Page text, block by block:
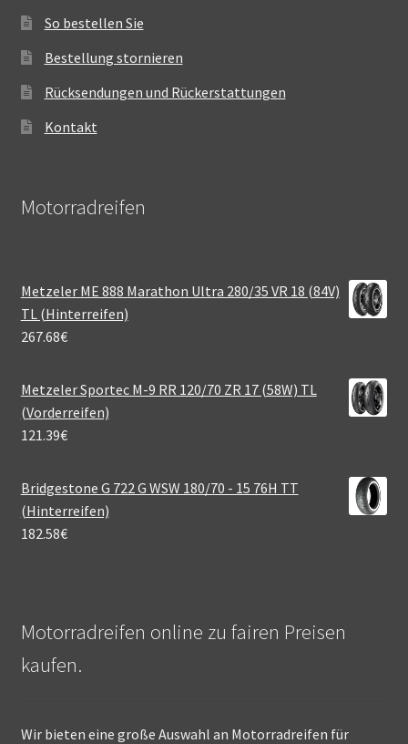
So bestellen Sie
Bestellung stornieren
Rücksendungen und Rückerstattungen
Kontakt
Motorradreifen
Metzeler ME 888 Marathon Ultra 280/35 VR 18 (84V)
TL (Hinterreifen)
267.68€
Metzeler Sportec M-9 RR 120/70 ZR 17 (58W) TL
(Vorderreifen)
121.39€
Bridgestone G 722 G WSW 180/70 - 15 76H TT
(Hinterreifen)
182.58€
Motorradreifen online zu fairen Preisen
kaufen.
Wir bieten eine große Auswahl an Motorradreifen für